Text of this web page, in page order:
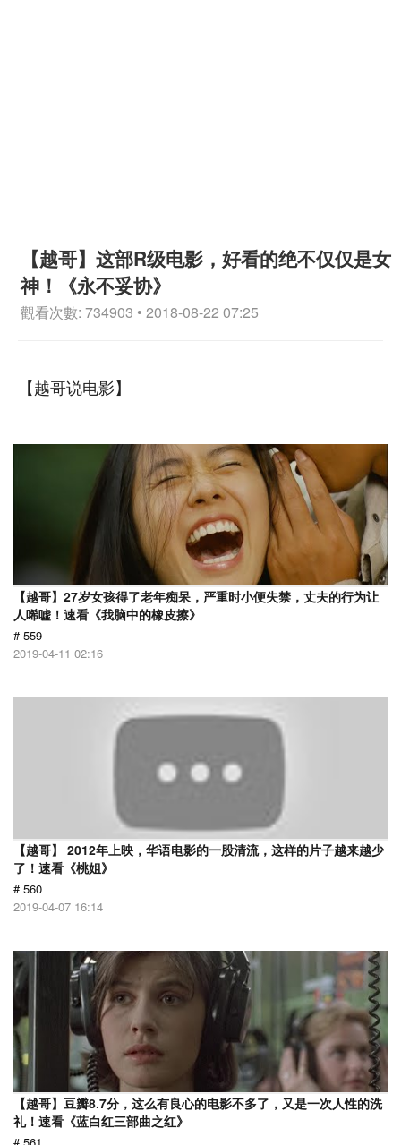
【越哥】这部R级电影，好看的绝不仅仅是女
神！《永不妥协》
觀看次數: 734903 • 2018-08-22 07:25
【越哥说电影】
【越哥】27岁女孩得了老年痴呆，严重时小便失禁，丈夫的行为让
人唏嘘！速看《我脑中的橡皮擦》
# 559
2019-04-11 02:16
【越哥】 2012年上映，华语电影的一股清流，这样的片子越来越少
了！速看《桃姐》
# 560
2019-04-07 16:14
【越哥】豆瓣8.7分，这么有良心的电影不多了，又是一次人性的洗
礼！速看《蓝白红三部曲之红》